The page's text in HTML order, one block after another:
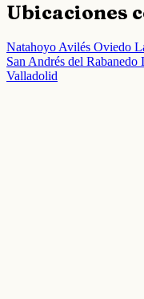
Ubicaciones
Natahoyo Avilés Oviedo
San Andrés del Rabanedo
Valladolid